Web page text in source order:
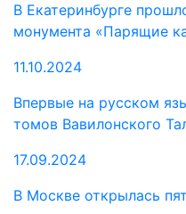
В Екатеринбурге
монумента «Парящие
11.10.2024
Впервые на русском
томов Вавилонского
17.09.2024
В Москве открылась